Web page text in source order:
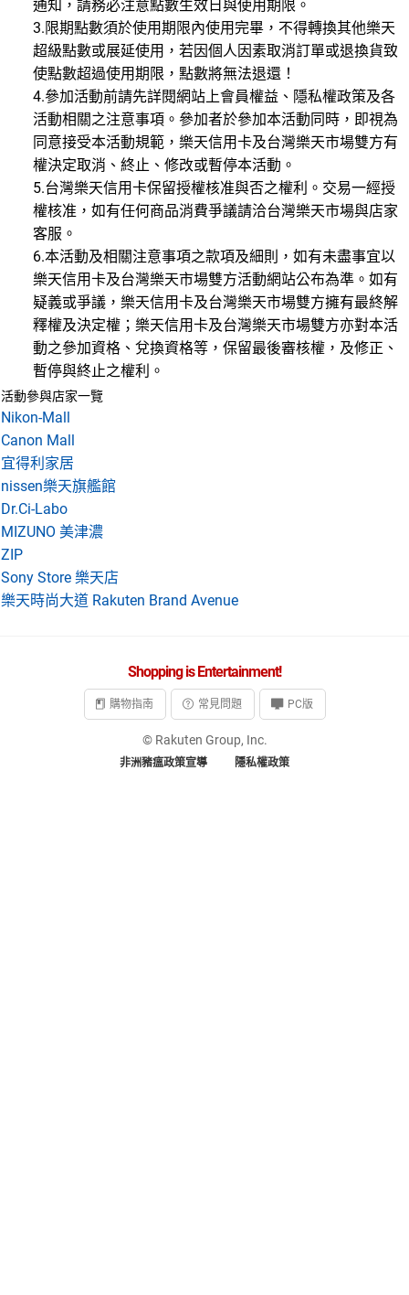
通知，請務必注意點數生效日與使用期限。
3.限期點數須於使用期限內使用完畢，不得轉換其他樂天
超級點數或展延使用，若因個人因素取消訂單或退換貨致
使點數超過使用期限，點數將無法退還！
4.參加活動前請先詳閱網站上會員權益、隱私權政策及各
活動相關之注意事項。參加者於參加本活動同時，即視為
同意接受本活動規範，樂天信用卡及台灣樂天市場雙方有
權決定取消、終止、修改或暫停本活動。
5.台灣樂天信用卡保留授權核准與否之權利。交易一經授
權核准，如有任何商品消費爭議請洽台灣樂天市場與店家
客服。
6.本活動及相關注意事項之款項及細則，如有未盡事宜以
樂天信用卡及台灣樂天市場雙方活動網站公布為準。如有
疑義或爭議，樂天信用卡及台灣樂天市場雙方擁有最終解
釋權及決定權；樂天信用卡及台灣樂天市場雙方亦對本活
動之參加資格、兌換資格等，保留最後審核權，及修正、
暫停與終止之權利。
活動參與店家一覽
Nikon-Mall
Canon Mall
宜得利家居
nissen樂天旗艦館
Dr.Ci-Labo
MIZUNO 美津濃
ZIP
Sony Store 樂天店
樂天時尚大道 Rakuten Brand Avenue
Shopping is Entertainment!
購物指南 常見問題 PC版
© Rakuten Group, Inc.
非洲豬瘟政策宣導 隱私權政策